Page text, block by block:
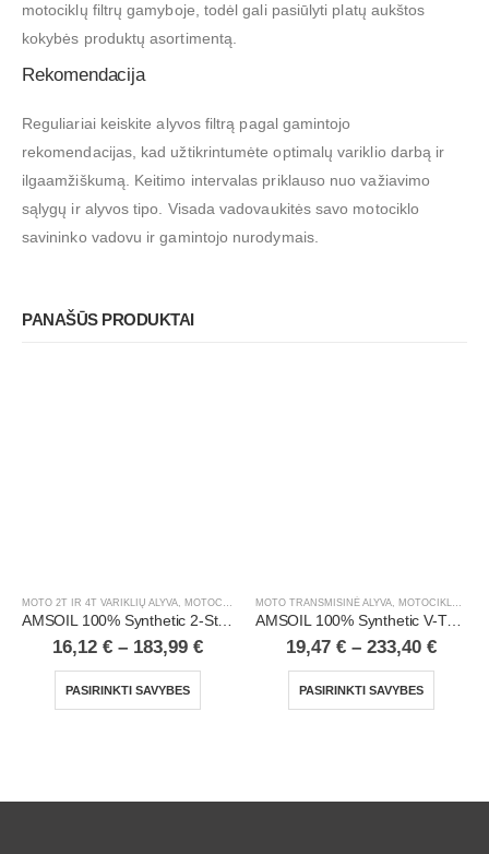
motociklų filtrų gamyboje, todėl gali pasiūlyti platų aukštos
kokybės produktų asortimentą.
Rekomendacija
Reguliariai keiskite alyvos filtrą pagal gamintojo
rekomendacijas, kad užtikrintumėte optimalų variklio darbą ir
ilgaamžiškumą. Keitimo intervalas priklauso nuo važiavimo
sąlygų ir alyvos tipo. Visada vadovaukitės savo motociklo
savininko vadovu ir gamintojo nurodymais.
PANAŠŪS PRODUKTAI
MOTO 2T IR 4T VARIKLIŲ ALYVA MOTOCIKLAI, ATV/UTV
AMSOIL 100% Synthetic 2-Stroke Injector Oil
16,12 € – 183,99 €
PASIRINKTI SAVYBES
MOTO TRANSMISINĖ ALYVA MOTOCIKLAI, ATV/UTV
AMSOIL 100% Synthetic V-Twin Primary Fluid
19,47 € – 233,40 €
PASIRINKTI SAVYBES